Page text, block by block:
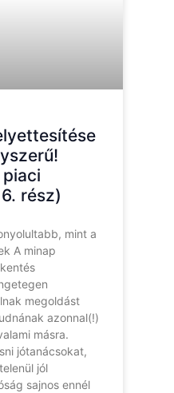
rész)
mint a
A minap
megoldást
azonnal(!)
másra.
jótanácsokat,
jól
sajnos ennél